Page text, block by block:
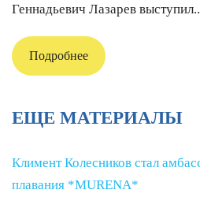
Геннадьевич Лазарев
Подробнее
ЕЩЕ МАТЕРИАЛЫ
Климент Колесников стал
плавания *MURENA*